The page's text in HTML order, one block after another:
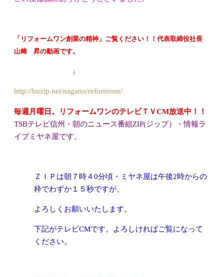
「リフォームワン創業の精神」ご覧ください！！代表取締役社長
山﨑 昇の動画です。
↓
http://buzip.net/nagano/reformone/
毎週月曜日。リフォームワンのテレビＴＶCM放送中！！
TSBテレビ信州・朝のニュース番組ZIP(ジップ）・情報ラ
イブミヤネ屋です。
ＺＩＰは朝７時４0分頃・ミヤネ屋は午後2時からの
枠でわずか１５秒ですが、
よろしくお願いいたします。
下記がテレビCMです。よろしければご覧になって
ください。